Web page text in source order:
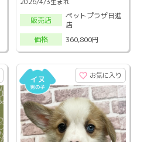
販売店
ペットプラザ日進
店
価格
360,800円
お気に入り